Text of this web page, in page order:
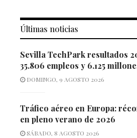
Últimas noticias
Sevilla TechPark resultados
35.806 empleos y 6.125
DOMINGO, 9 AGOSTO 2026
Tráfico aéreo en Europa:
en pleno verano de 2026
SÁBADO, 8 AGOSTO 2026